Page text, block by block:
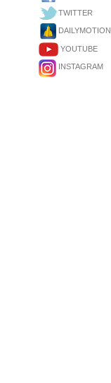
TWITTER
DAILYMOTION
YOUTUBE
INSTAGRAM